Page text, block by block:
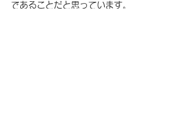
であることだと思っています。